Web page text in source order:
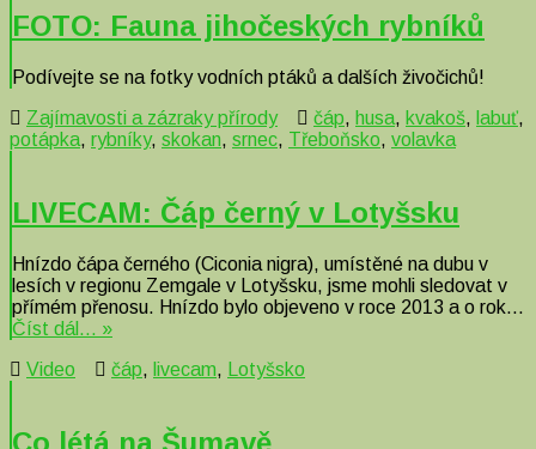
FOTO: Fauna jihočeských rybníků
Podívejte se na fotky vodních ptáků a dalších živočichů!
Zajímavosti a zázraky přírody
čáp, husa, kvakoš, labuť,
potápka, rybníky, skokan, srnec, Třeboňsko, volavka
LIVECAM: Čáp černý v Lotyšsku
Hnízdo čápa černého (Ciconia nigra), umístěné na dubu v
lesích v regionu Zemgale v Lotyšsku, jsme mohli sledovat v
přímém přenosu. Hnízdo bylo objeveno v roce 2013 a o rok…
Číst dál… »
Video
čáp, livecam, Lotyšsko
Co létá na Šumavě